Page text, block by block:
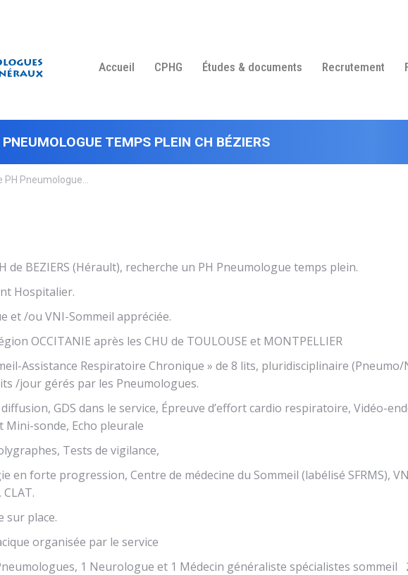
Accueil CPHG Études & documents Recrutement
TEMPS PLEIN CH BÉZIERS
Pneumologue…
de BEZIERS (Hérault), recherche un PH Pneumologue temps plein.
Hospitalier.
et /ou VNI-Sommeil appréciée.
OCCITANIE après les CHU de TOULOUSE et MONTPELLIER
Assistance Respiratoire Chronique » de 8 lits, pluridisciplinaire
/jour gérés par les Pneumologues.
GDS dans le service, Épreuve d’effort cardio respiratoire, Vidéo-
sonde, Echo pleurale
Tests de vigilance,
en forte progression, Centre de médecine du Sommeil (labélisé SFRMS),
sur place.
organisée par le service
1 Neurologue et 1 Médecin généraliste spécialistes